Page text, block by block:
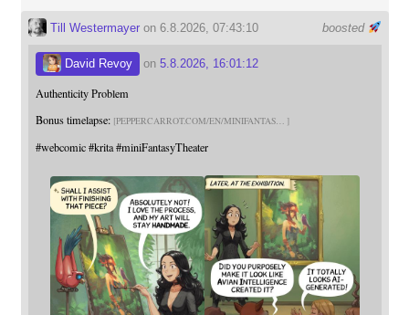
boosted
Till Westermayeron 6.8.2026, 07:43:10
David Revoy on 5.8.2026, 16:01:12
Authenticity Problem
Bonus timelapse: PEPPERCARROT.COM/EN/MINIFANTAS
#webcomic #krita #miniFantasyTheater